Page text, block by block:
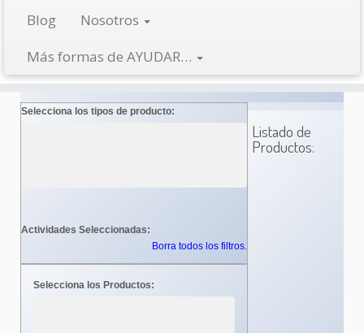
Blog
Nosotros
Más formas de AYUDAR…
Filtra por marcas:
Salmón
ahumado
Selecciona los tipos de producto:
Actividades Seleccionadas:
Borra todos los filtros.
Selecciona los Productos:
Listado de
Productos: